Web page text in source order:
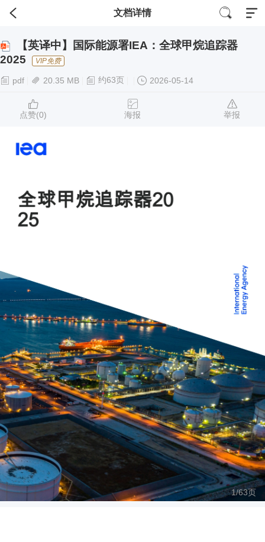
文档详情
【英译中】国际能源署IEA：全球甲烷追踪器
2025
VIP免费
pdf 20.35 MB 约63页 2026-05-14
点赞(0) 海报 举报
1/63页